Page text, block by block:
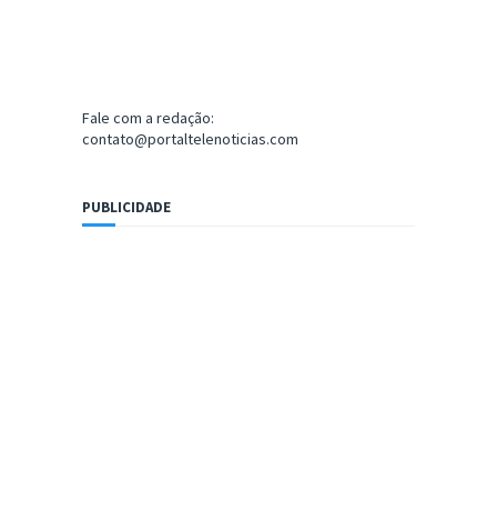
Fale com a redação:
contato@portaltelenoticias.com
PUBLICIDADE